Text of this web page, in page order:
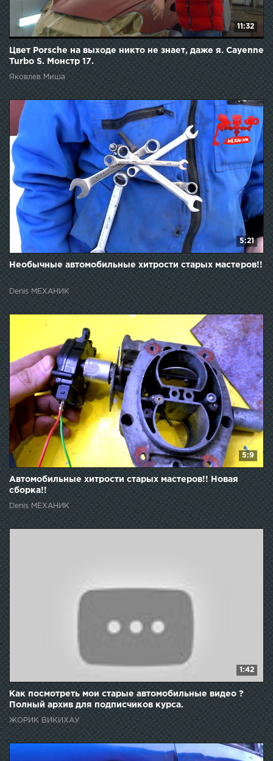
11:32
Цвет Porsche на выходе никто не знает, даже я. Cayenne
Turbo S. Монстр 17.
Яковлев Миша
5:21
Необычные автомобильные хитрости старых мастеров!!
Denis МЕХАНИК
5:9
Автомобильные хитрости старых мастеров!! Новая
сборка!!
Denis МЕХАНИК
1:42
Как посмотреть мои старые автомобильные видео ?
Полный архив для подписчиков курса.
ЖОРИК ВИКИХАУ